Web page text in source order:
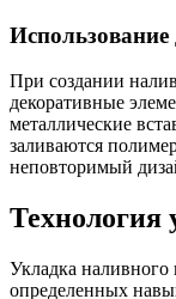
При создании
декоративные
металлические
заливаются
неповторимый
Технология
Укладка
определенных